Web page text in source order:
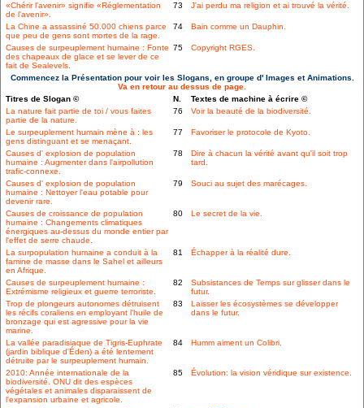
«Chérir l'avenir» signifie «Réglementation
de l'avenir».
73 J'ai perdu ma religion et ai trouvé la vérité.
La Chine a assassiné 50.000 chiens parce
que peu de gens sont mortes de la rage.
74 Bain comme un Dauphin.
Causes de surpeuplement humaine : Fonte
des chapeaux de glace et se lever de ce
fait de Sealevels.
75 Copyright RGES.
Commencez la Présentation pour voir les Slogans, en groupe d' Images et Animations.
Va en retour au dessus de page.
Titres de Slogan ©
N.
Textes de machine à écrire ©
La nature fait partie de toi / vous faites
partie de la nature.
76 Voir la beauté de la biodiversité.
Le surpeuplement humain mène à : les
gens distinguant et se menaçant.
77 Favoriser le protocole de Kyoto.
Causes d' explosion de population
humaine : Augmenter dans l'airpollution
trafic-connexe.
78
Dire à chacun la vérité avant qu'il soit trop
tard.
Causes d' explosion de population
humaine : Nettoyer l'eau potable pour
devenir rare.
79 Souci au sujet des marécages.
Causes de croissance de population
humaine : Changements climatiques
énergiques au-dessus du monde entier par
l'effet de serre chaude.
80 Le secret de la vie.
La surpopulation humaine a conduit à la
famine de masse dans le Sahel et ailleurs
en Afrique.
81 Échapper à la réalité dure.
Causes de surpeuplement humaine :
Extrémisme religieux et guerre terroriste.
82
Subsistances de Temps sur glisser dans le
futur.
Trop de plongeurs autonomes détruisent
les récifs coraliens en employant l'huile de
bronzage qui est agressive pour la vie
marine.
83
Laisser les écosystèmes se développer
dans le futur.
La vallée paradisiaque de Tigris-Euphrate
(jardin biblique d'Éden) a été lentement
détruite par le surpeuplement humain.
84 Humm aiment un Colibri.
2010: Année internationale de la
biodiversité. ONU dit des espèces
végétales et animales disparaissent de
l'expansion urbaine et agricole.
85 Évolution: la vision véridique sur existence.